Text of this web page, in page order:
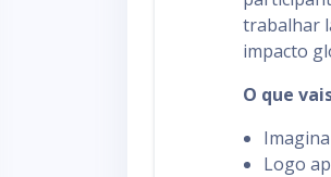
trabalhar
impacto
O que
Logo